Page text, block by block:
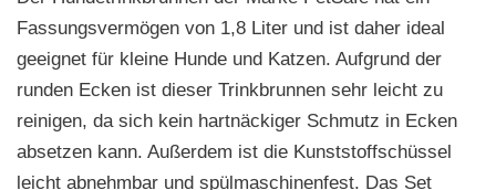
Fassungsvermögen von 1,8 Liter und ist daher ideal
geeignet für kleine Hunde und Katzen. Aufgrund der
runden Ecken ist dieser Trinkbrunnen sehr leicht zu
reinigen, da sich kein hartnäckiger Schmutz in Ecken
absetzen kann. Außerdem ist die Kunststoffschüssel
leicht abnehmbar und spülmaschinenfest. Das Set